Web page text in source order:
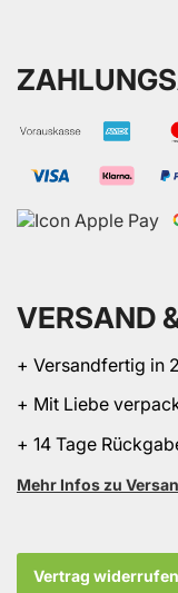
VERSAND
+ Versandfertig in
+ Mit Liebe
+ 14 Tage
Mehr Infos zu
Vertrag widerrufen